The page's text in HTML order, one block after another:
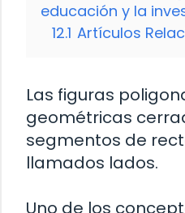
educación y la
12.1 Artículos
Las figuras
geométricas
segmentos de
llamados lados.
Uno de los